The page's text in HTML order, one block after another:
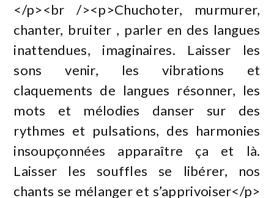
</p><br /><p>Chuchoter, murmurer,
chanter, bruiter , parler en des langues
inattendues, imaginaires. Laisser les
sons venir, les vibrations et
claquements de langues résonner, les
mots et mélodies danser sur des
rythmes et pulsations, des harmonies
insoupçonnées apparaître ça et là.
Laisser les souffles se libérer, nos
chants se mélanger et s’apprivoiser</p>